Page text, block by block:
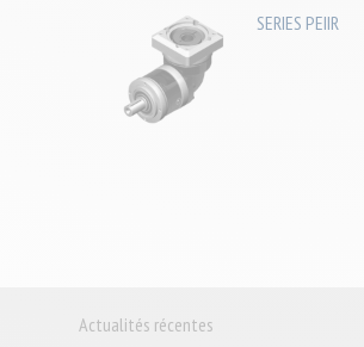
SERIES PEIIR
Actualités récentes